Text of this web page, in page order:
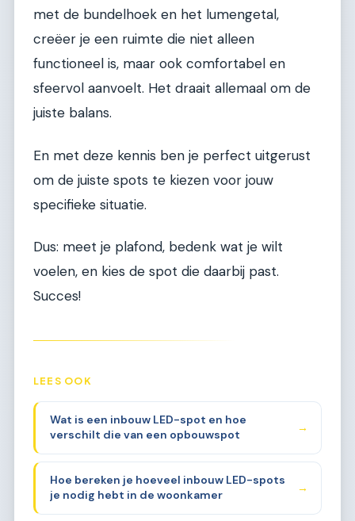
met de bundelhoek en het lumengetal,
creëer je een ruimte die niet alleen
functioneel is, maar ook comfortabel en
sfeervol aanvoelt. Het draait allemaal om de
juiste balans.
En met deze kennis ben je perfect uitgerust
om de juiste spots te kiezen voor jouw
specifieke situatie.
Dus: meet je plafond, bedenk wat je wilt
voelen, en kies de spot die daarbij past.
Succes!
LEES OOK
Wat is een inbouw LED-spot en hoe
verschilt die van een opbouwspot
→
Hoe bereken je hoeveel inbouw LED-spots
je nodig hebt in de woonkamer
→